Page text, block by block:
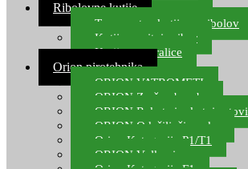
Ribolovne kutije
Transportne kutije za ribolov
Kutije za sitni pribor
Kutije za varalice
Orion pirotehnika
ORION VATROMETI
ORION Zračne bombe
ORION Rakete i raketni setovi
ORION Odašiljači zvuka
Orion Kategorija P1/T1
ORION Vulkani